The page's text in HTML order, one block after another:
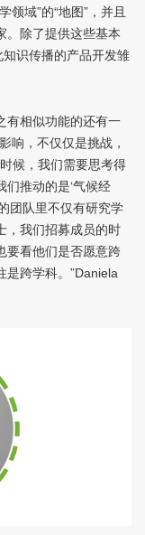
领域”的“地图”，并且
。除了提供这些基本
识传播的产品开发雏
有相似功能的还有一
响，不仅仅是挑战，
候，我们需要思考得
推动的是‘气候经
团队里不仅有研究学
，我们招募成员的时
要看他们是否愿意跨
是跨学科。”Daniela